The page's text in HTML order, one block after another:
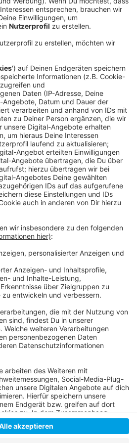
jetzt am Wochenende also zur
wie sonst unter der Woche.
U-Bahn- und Buslinien
auf weiteres", heißt es von der
Jahr zusammen mit der
das Nachtangebot wieder
ist die Rheinbahn an den
aber etwas häufiger im
Beispiel an den Samstagen vor
Linien Extra-Fahrten und
den Adventswochenenden